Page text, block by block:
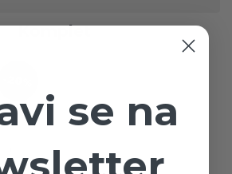
Komplet
se na